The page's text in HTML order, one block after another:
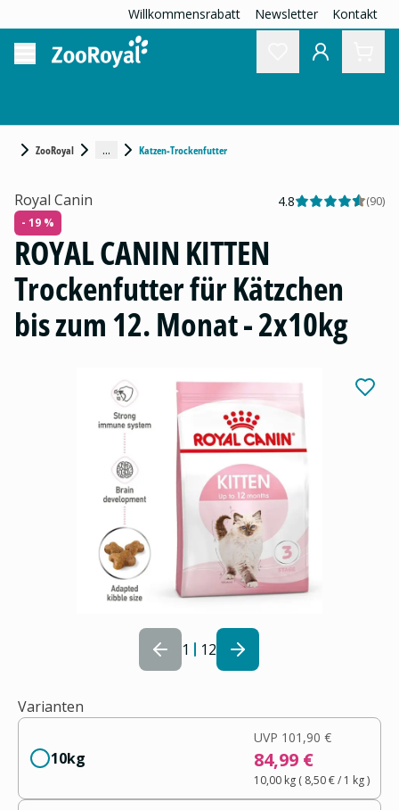
Willkommensrabatt Newsletter Kontakt
ZooRoyal ... Katzen-Trockenfutter
1 12
Royal Canin 4.8 (90)
- 19 %
ROYAL CANIN KITTEN
Trockenfutter für Kätzchen
bis zum 12. Monat - 2x10kg
Varianten
10kg
UVP 101,90 €
84,99 €
10,00 kg( 8,50 €/ 1 kg)